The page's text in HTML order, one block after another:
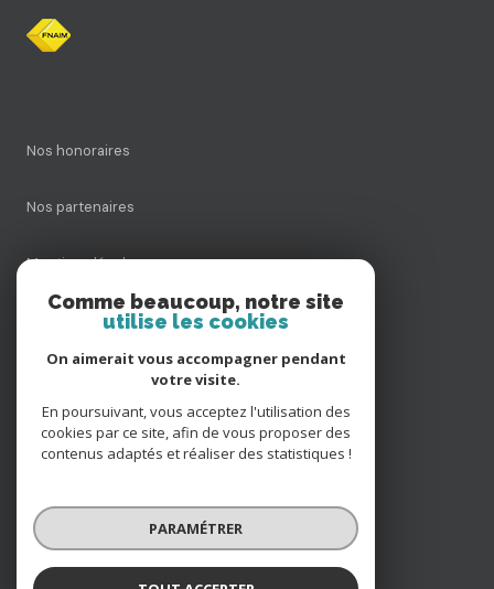
Nos honoraires
Nos partenaires
Mentions légales
Cookies
© 2026 | Tous droits réservés
Réalisé par
Comme beaucoup, notre site
utilise les cookies
On aimerait vous accompagner pendant
votre visite.
En poursuivant, vous acceptez l'utilisation des
cookies par ce site, afin de vous proposer des
contenus adaptés et réaliser des statistiques !
PARAMÉTRER